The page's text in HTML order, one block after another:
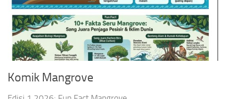
Komik Mangrove